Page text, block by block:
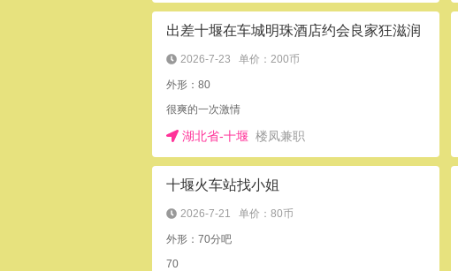
出差十堰在车城明珠酒店约会良家狂滋润
2026-7-23 单价：200币
外形：80
很爽的一次激情
湖北省-十堰 楼凤兼职
十堰火车站找小姐
2026-7-21 单价：80币
外形：70分吧
70